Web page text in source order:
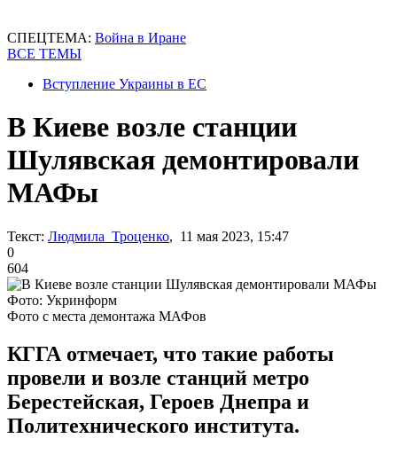
СПЕЦТЕМА: Война в Иране
ВСЕ ТЕМЫ
Вступление Украины в ЕС
В Киеве возле станции
Шулявская демонтировали
МАФы
Текст: Людмила Троценко, 11 мая 2023, 15:47
0
604
Фото: Укринформ
Фото с места демонтажа МАФов
КГГА отмечает, что такие работы
провели и возле станций метро
Берестейская, Героев Днепра и
Политехнического института.